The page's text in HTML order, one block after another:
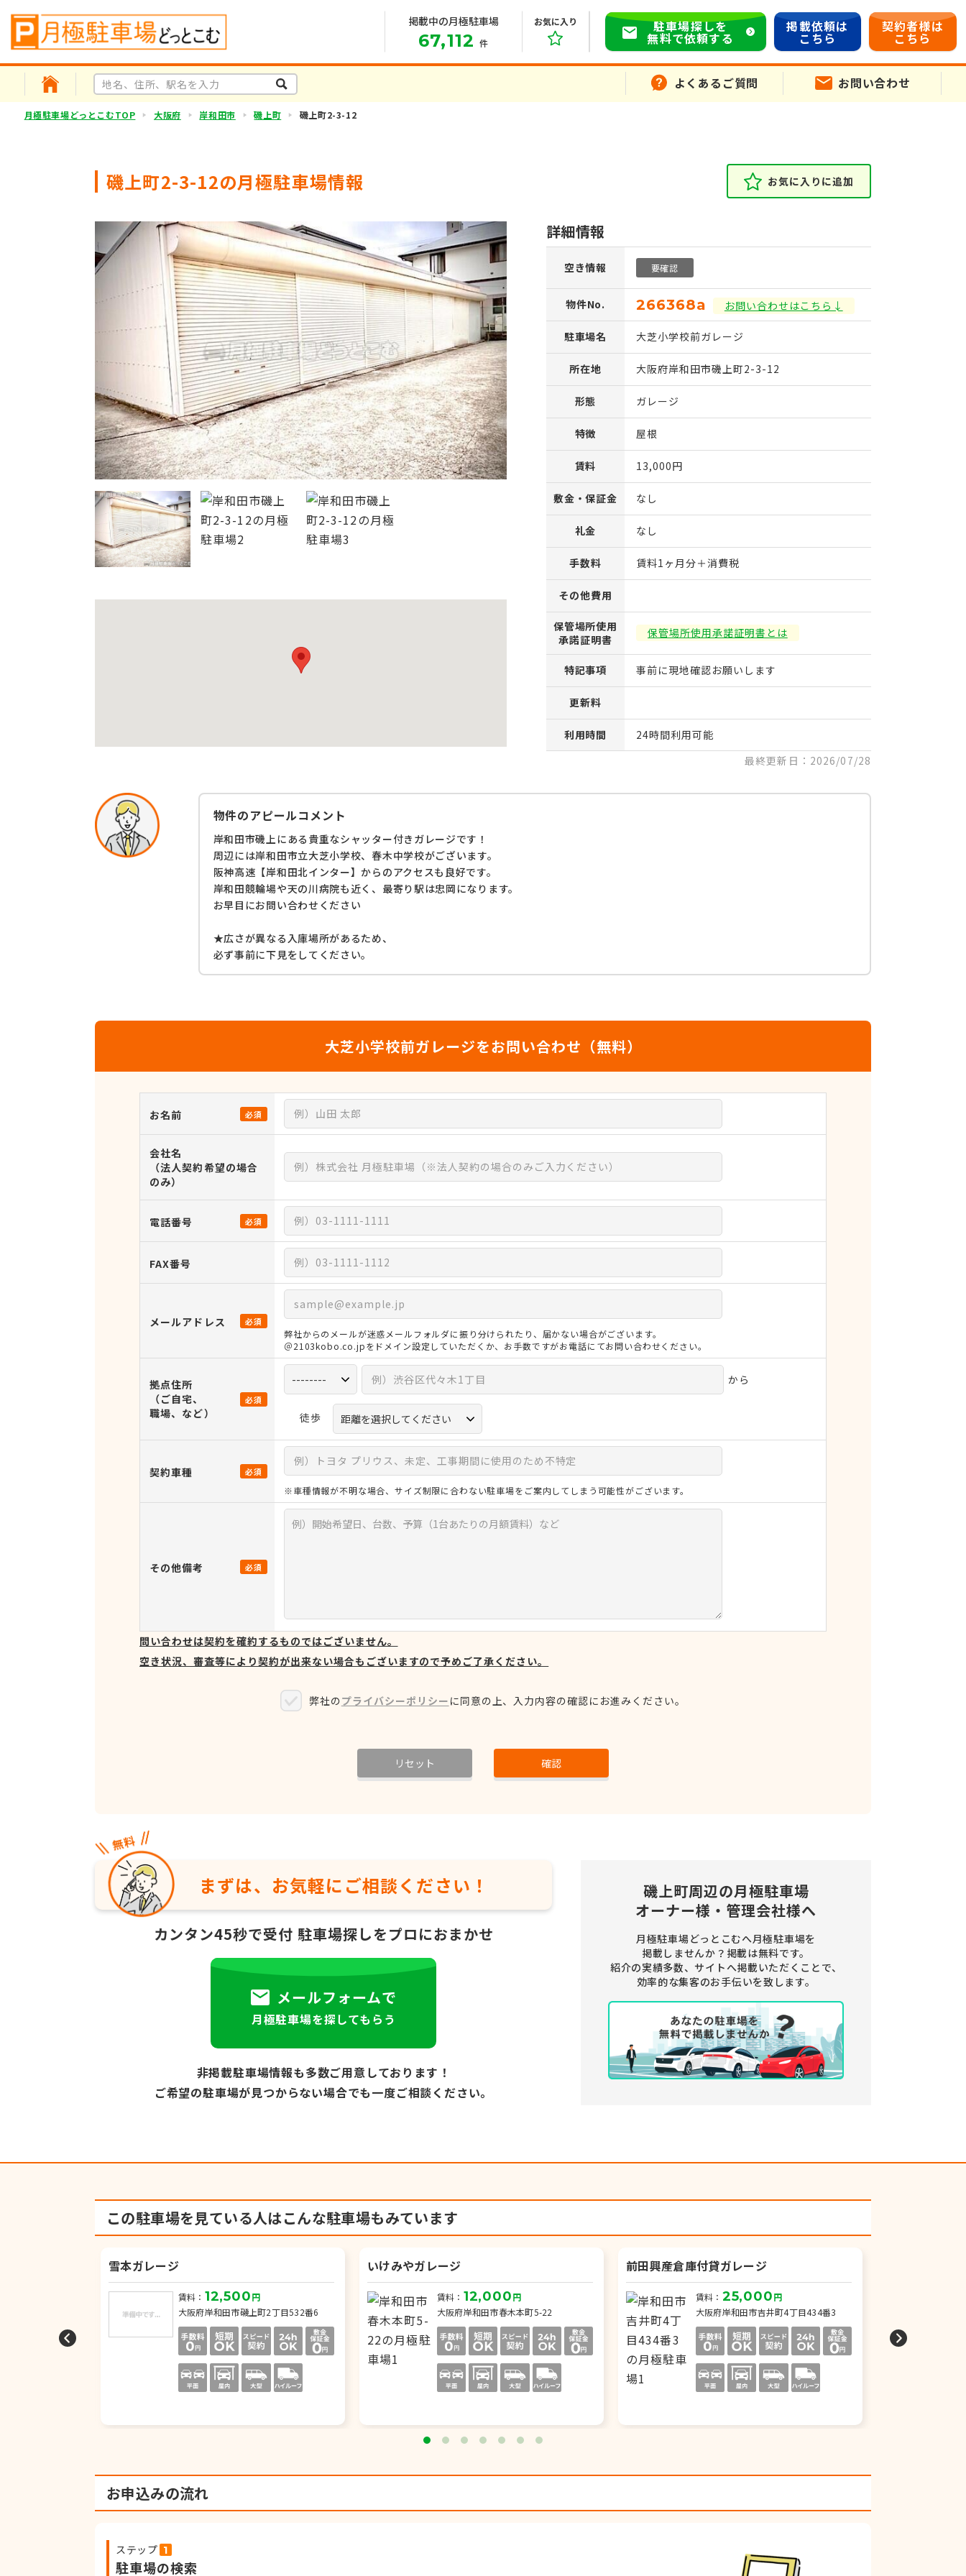
掲載中の月極駐車場
67,112 件
お気に入り 駐車場探しを
無料で依頼する
掲載依頼は
こちら
契約者様は
こちら
よくあるご質問 お問い合わせ
月極駐車場どっとこむTOP 大阪府 岸和田市 磯上町 磯上町2-3-12
磯上町2-3-12の月極駐車場情報 お気に入りに追加
詳細情報
空き情報 要確認
物件No. 266368a お問い合わせはこちら↓
駐車場名 大芝小学校前ガレージ
所在地 大阪府岸和田市磯上町2-3-12
形態 ガレージ
特徴 屋根
賃料 13,000円
敷金・保証金 なし
礼金 なし
手数料 賃料1ヶ月分＋消費税
その他費用
保管場所使用
承諾証明書
保管場所使用承諾証明書とは
特記事項 事前に現地確認お願いします
更新料
利用時間
24時間利用可能
最終更新日：2026/07/28
物件のアピールコメント
岸和田市磯上にある貴重なシャッター付きガレージです！
周辺には岸和田市立大芝小学校、春木中学校がございます。
阪神高速【岸和田北インター】からのアクセスも良好です。
岸和田競輪場や天の川病院も近く、最寄り駅は忠岡になります。
お早目にお問い合わせください
★広さが異なる入庫場所があるため、
必ず事前に下見をしてください。
大芝小学校前ガレージをお問い合わせ（無料）
お名前 必須
会社名
（法人契約希望の場合
のみ）
電話番号 必須
FAX番号
メールアドレス 必須
弊社からのメールが迷惑メールフォルダに振り分けられたり、届かない場合がございます。
＠2103kobo.co.jpをドメイン設定していただくか、お手数ですがお電話にてお問い合わせください。
拠点住所
（ご自宅、
職場、など）
必須
から
徒歩
契約車種 必須
※車種情報が不明な場合、サイズ制限に合わない駐車場をご案内してしまう可能性がございます。
その他備考 必須
問い合わせは契約を確約するものではございません。
空き状況、審査等により契約が出来ない場合もございますので予めご了承ください。
弊社のプライバシーポリシー に同意の上、入力内容の確認にお進みください。
リセット 確認
まずは、お気軽に ご相談ください！
カンタン45秒で受付 駐車場探しをプロにおまかせ
メールフォームで
月極駐車場を探してもらう
非掲載駐車場情報も多数ご用意しております！
ご希望の駐車場が見つからない場合でも一度ご相談ください。
磯上町周辺の月極駐車場
オーナー様・管理会社様へ
月極駐車場どっとこむへ月極駐車場を
掲載しませんか？ 掲載は無料です。
紹介の実績多数、サイトへ掲載いただくことで、
効率的な集客のお手伝いを致します。
この駐車場を見ている人はこんな駐車場もみています
雪本ガレージ
賃料： 12,500円
大阪府岸和田市磯上町2丁目532番6
いけみやガレージ
賃料： 12,000円
大阪府岸和田市春木本町5-22
前田興産倉庫付貸ガレージ
賃料： 25,000円
大阪府岸和田市吉井町4丁目434番3
お申込みの流れ
ステップ
駐車場の検索